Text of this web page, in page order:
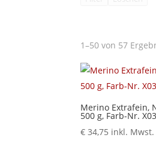
1–50 von 57
Merino Extrafein,
500 g, Farb-Nr.
€ 34,75 inkl. Mwst.